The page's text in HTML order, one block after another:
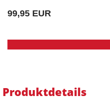
99,95 EUR
Produktdetails